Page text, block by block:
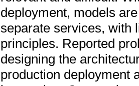
deployment, models
separate services, with
principles. Reported
designing the
production deployment